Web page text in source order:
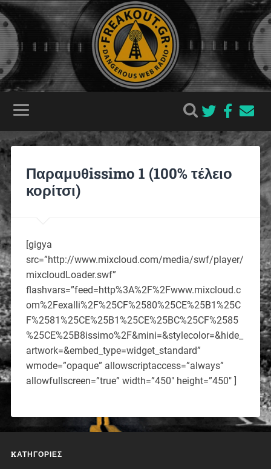
Παραμυθissimo 1 (100% τέλειο
κορίτσι)
[gigya
src=”http://www.mixcloud.com/media/swf/player/
mixcloudLoader.swf”
flashvars=”feed=http%3A%2F%2Fwww.mixcloud.c
om%2Fexalli%2F%25CF%2580%25CE%25B1%25C
F%2581%25CE%25B1%25CE%25BC%25CF%2585
%25CE%25B8issimo%2F&mini=&stylecolor=&hide_
artwork=&embed_type=widget_standard”
wmode=”opaque” allowscriptaccess=”always”
allowfullscreen=”true” width=”450″ height=”450″ ]
KΑΤΗΓΟΡΊΕΣ